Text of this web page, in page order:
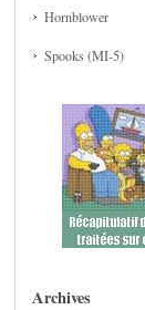
Hornblower
Spooks (MI-5)
Archives